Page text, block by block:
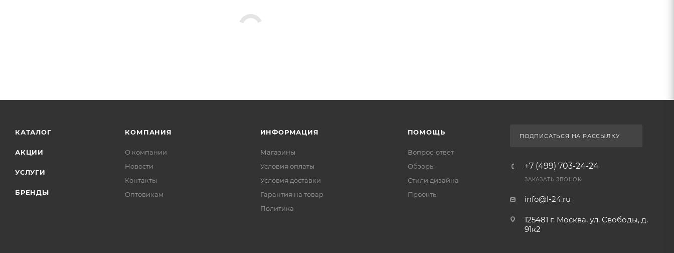
КАТАЛОГ
АКЦИИ
УСЛУГИ
БРЕНДЫ
КОМПАНИЯ
О компании
Новости
Контакты
Оптовикам
ИНФОРМАЦИЯ
Магазины
Условия оплаты
Условия доставки
Гарантия на товар
Политика
ПОМОЩЬ
Вопрос-ответ
Обзоры
Стили дизайна
Проекты
ПОДПИСАТЬСЯ НА РАССЫЛКУ
+7 (499) 703-24-24
ЗАКАЗАТЬ ЗВОНОК
info@l-24.ru
125481 г. Москва, ул. Свободы, д.
91к2